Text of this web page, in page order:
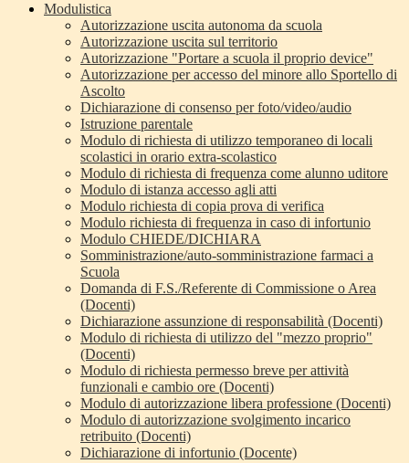
Modulistica
Autorizzazione uscita autonoma da scuola
Autorizzazione uscita sul territorio
Autorizzazione "Portare a scuola il proprio device"
Autorizzazione per accesso del minore allo Sportello di
Ascolto
Dichiarazione di consenso per foto/video/audio
Istruzione parentale
Modulo di richiesta di utilizzo temporaneo di locali
scolastici in orario extra-scolastico
Modulo di richiesta di frequenza come alunno uditore
Modulo di istanza accesso agli atti
Modulo richiesta di copia prova di verifica
Modulo richiesta di frequenza in caso di infortunio
Modulo CHIEDE/DICHIARA
Somministrazione/auto-somministrazione farmaci a
Scuola
Domanda di F.S./Referente di Commissione o Area
(Docenti)
Dichiarazione assunzione di responsabilità (Docenti)
Modulo di richiesta di utilizzo del "mezzo proprio"
(Docenti)
Modulo di richiesta permesso breve per attività
funzionali e cambio ore (Docenti)
Modulo di autorizzazione libera professione (Docenti)
Modulo di autorizzazione svolgimento incarico
retribuito (Docenti)
Dichiarazione di infortunio (Docente)